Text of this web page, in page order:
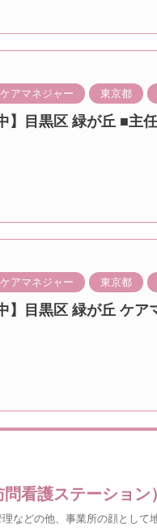
ケアマネジャー 東京都
】目黒区 緑が丘 ■主
ケアマネジャー 東京都
】目黒区 緑が丘 ケア
看護ステーション
などの他、事業所の顔として